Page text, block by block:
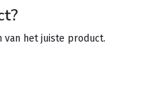
van het juiste product.